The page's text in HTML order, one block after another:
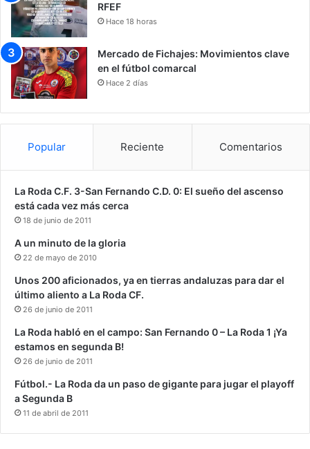
RFEF
Hace 18 horas
Mercado de Fichajes: Movimientos clave
en el fútbol comarcal
Hace 2 días
Popular Reciente Comentarios
La Roda C.F. 3-San Fernando C.D. 0: El sueño del ascenso
está cada vez más cerca
18 de junio de 2011
A un minuto de la gloria
22 de mayo de 2010
Unos 200 aficionados, ya en tierras andaluzas para dar el
último aliento a La Roda CF.
26 de junio de 2011
La Roda habló en el campo: San Fernando 0 – La Roda 1 ¡Ya
estamos en segunda B!
26 de junio de 2011
Fútbol.- La Roda da un paso de gigante para jugar el playoff
a Segunda B
11 de abril de 2011